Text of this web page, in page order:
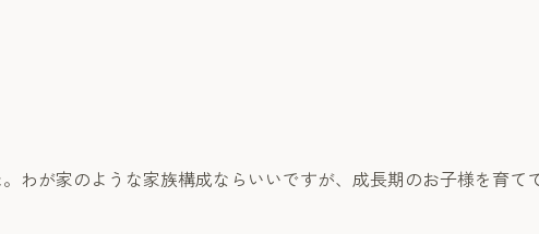
わが家のような家族構成ならいいですが、成長期のお子様を育て